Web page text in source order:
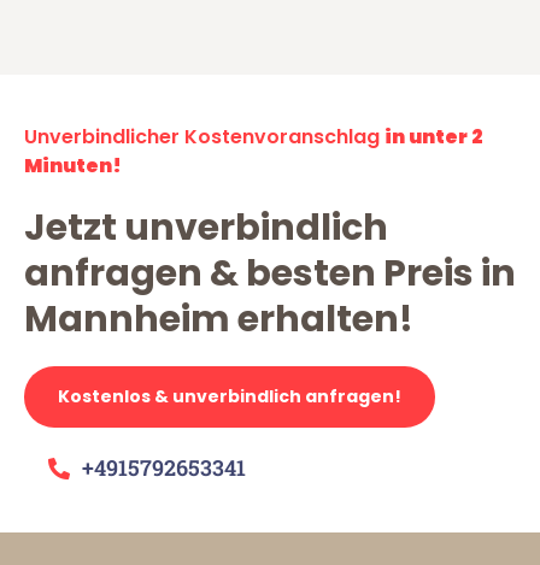
Unverbindlicher Kostenvoranschlag in unter 2
Minuten!
Jetzt unverbindlich
anfragen & besten Preis in
Mannheim erhalten!
Kostenlos & unverbindlich anfragen!
+4915792653341